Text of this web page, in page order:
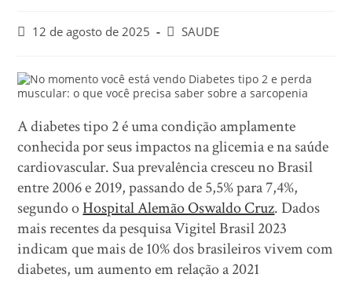
12 de agosto de 2025 SAUDE
A diabetes tipo 2 é uma condição amplamente
conhecida por seus impactos na glicemia e na saúde
cardiovascular. Sua prevalência cresceu no Brasil
entre 2006 e 2019, passando de 5,5% para 7,4%,
segundo oHospital Alemão Oswaldo Cruz. Dados
mais recentes da pesquisa Vigitel Brasil 2023
indicam que mais de 10% dos brasileiros vivem com
diabetes, um aumento em relação a 2021